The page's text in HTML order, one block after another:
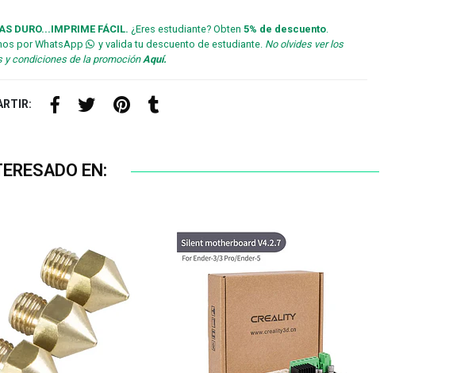
DURO...IMPRIME FÁCIL. ¿Eres estudiante? Obten 5% de descuento.
por WhatsApp
y valida tu descuento de estudiante. No olvides ver los
y condiciones de la promociónAquí.
EN: